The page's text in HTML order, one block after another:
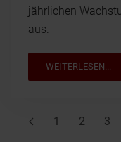
jährlichen
aus.
WEITERLESEN...
1 2 3